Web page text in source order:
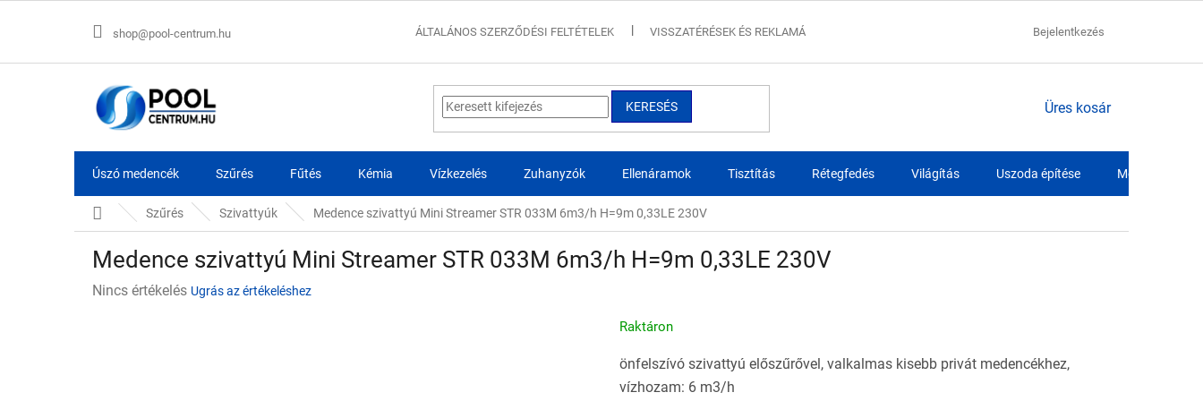
shop@pool-centrum.hu ÁLTALÁNOS SZERZŐDÉSI FELTÉTELEK VISSZATÉRÉSEK ÉS REKLAMÁCIÓK SZÁLLÍTÁSI FELTÉTELEK
Bejelentkezés
KERESÉS KOSÁR
Üres kosár
Úszó medencék Szűrés Fűtés Kémia Vízkezelés Zuhanyzók Ellenáramok Tisztítás Rétegfedés Világítás Uszoda építése Medence fóliák
KezdőlapSzűrés Szivattyúk Medence szivattyú Mini Streamer STR 033M 6m3/h H=9m 0,33LE 230V
Medence szivattyú Mini Streamer STR 033M 6m3/h H=9m 0,33LE 230V
ANincs értékelés Ugrás az értékeléshez
Raktáron
önfelszívó szivattyú előszűrővel, valkalmas kisebb privát medencékhez,
vízhozam: 6 m3/h